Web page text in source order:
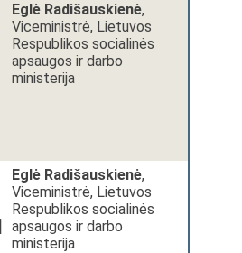
Eglė Radišauskienė,
Viceministrė, Lietuvos
Respublikos socialinės
apsaugos ir darbo
ministerija
Eglė Radišauskienė,
Viceministrė, Lietuvos
Respublikos socialinės
apsaugos ir darbo
ministerija